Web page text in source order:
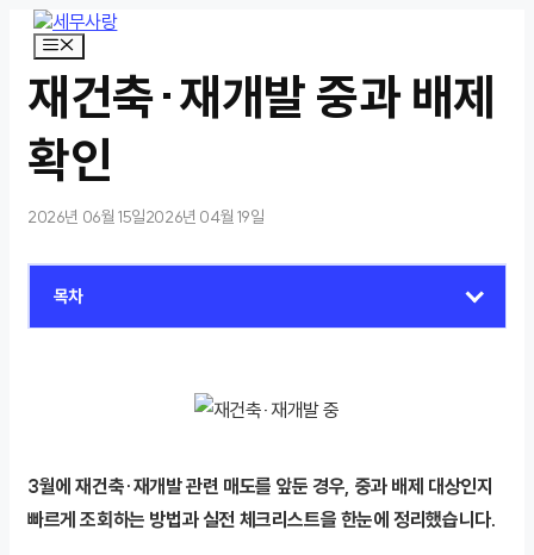
메
뉴
재건축·재개발 중과 배제
확인
2026년 06월 15일2026년 04월 19일
목차
3월에 재건축·재개발 관련 매도를 앞둔 경우, 중과 배제 대상인지
빠르게 조회하는 방법과 실전 체크리스트을 한눈에 정리했습니다.